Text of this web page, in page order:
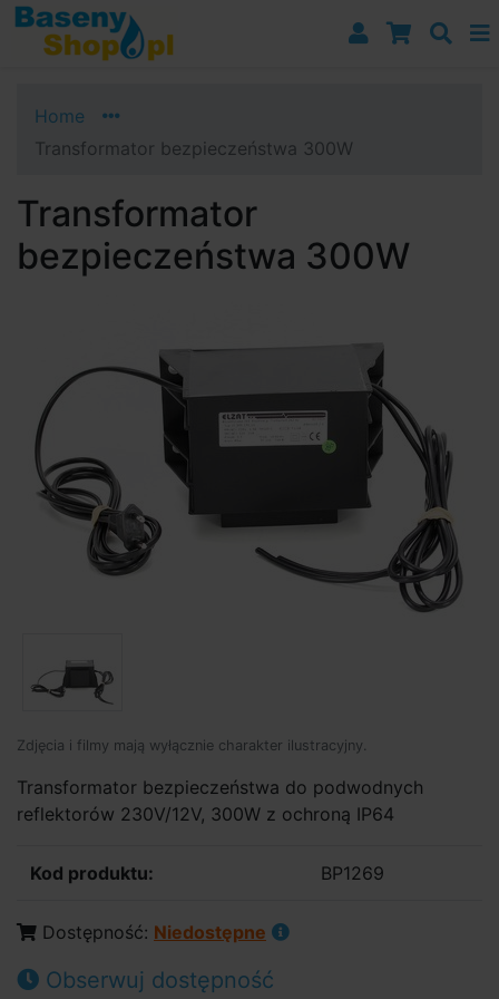
Przejdź do nawigacji
Przejdź do treści
Przejdź do paska bocznego
Home
Transformator bezpieczeństwa 300W
Transformator
bezpieczeństwa 300W
Zdjęcia i filmy mają wyłącznie charakter ilustracyjny.
Transformator bezpieczeństwa do podwodnych
reflektorów 230V/12V, 300W z ochroną IP64
Kod produktu: BP1269
Dostępność: Niedostępne
Obserwuj dostępność